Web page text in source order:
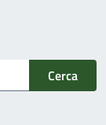
Cerca